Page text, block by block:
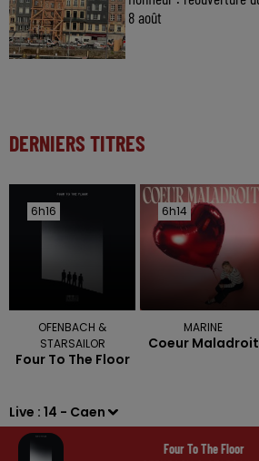
Live : 14 - Caen
Four To The Floor
8 août
DERNIERS TITRES
6h16
6h16
OFENBACH &
STARSAILOR
Four To The Floor
6h14
6h14
MARINE
Coeur Maladroit